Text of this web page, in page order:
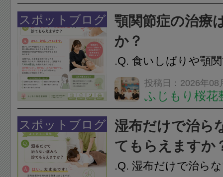
スポットブログ
顎関節症の治療
か？
.Q. 食いしばりや顎
らえますか？A. はい
す。食いしばりや歯
けでなく首や肩の筋
担をかけ、顎関節症
つながることがあり
投稿日：2026年08
ふじもり桜花
スポットブログ
湿布だけで治ら
てもらえますか
.Q. 湿布だけで治ら